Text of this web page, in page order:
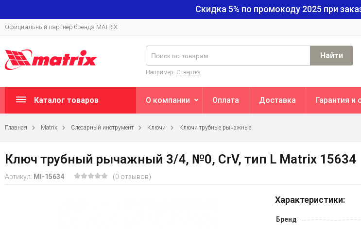
Скидка 5% по промокоду 2025 при
Официальный партнер бренда MATRIX
Найти
Например: Отвертка
Каталог товаров О компании Оплата Доставка Гарантия и
Главная Matrix Слесарный инструмент Ключи Ключи трубные рычажные
Ключ трубный рычажный 3/4, №0, CrV, тип L Matrix 15634
Артикул: MI-15634 (0 отзывов)
Характеристики:
Бренд